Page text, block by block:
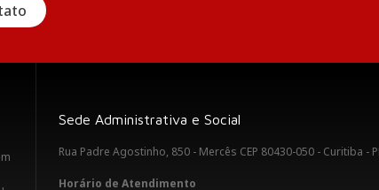
Sede Administrativa e Social
Rua Padre Agostinho, 850 - Mercês CEP 80430-050 - Curitiba -
Horário de Atendimento